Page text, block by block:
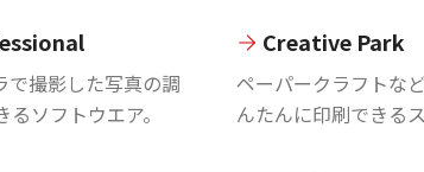
で撮影した写真の調
ソフトウエア。
Creative Park
ペーパークラフトな
んたんに印刷できる